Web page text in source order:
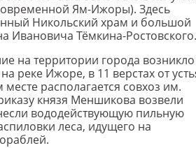
Ям-Ижоры). Здесь
Никольский храм и большой
Ивановича Тёмкина-Ростовского.
на территории города
реке Ижоре, в 11 верстах от
месте располагается совхоз им.
князя Меншикова возвели
вододействующую пильную
леса, идущего на